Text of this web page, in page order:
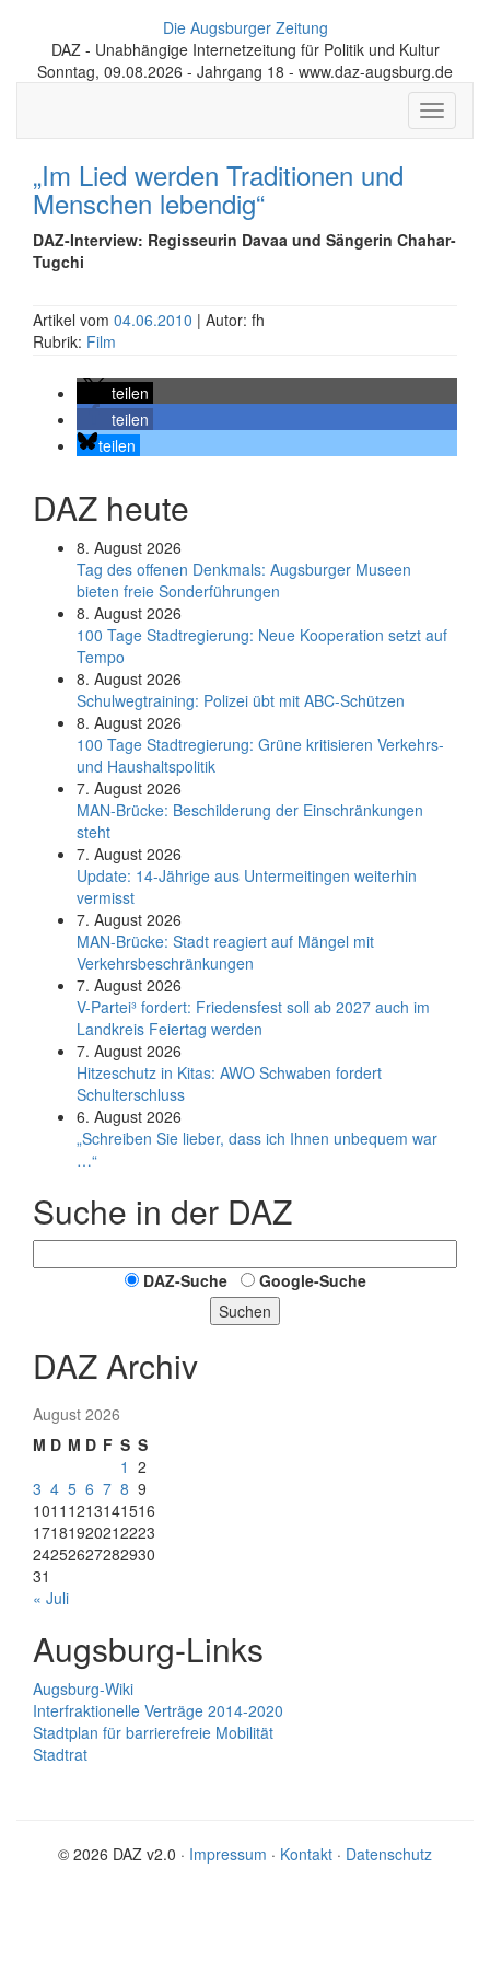
Die Augsburger Zeitung
DAZ - Unabhängige Internetzeitung für Politik und Kultur
Sonntag, 09.08.2026 - Jahrgang 18 - www.daz-augsburg.de
Toggle
„Im Lied werden Traditionen und
Menschen lebendig“
DAZ-Interview: Regisseurin Davaa und Sängerin Chahar-
Tugchi
Artikel vom 04.06.2010 | Autor: fh
Rubrik: Film
teilen
teilen
teilen
DAZ heute
8. August 2026
Tag des offenen Denkmals: Augsburger Museen
bieten freie Sonderführungen
8. August 2026
100 Tage Stadtregierung: Neue Kooperation setzt auf
Tempo
8. August 2026
Schul­weg­trai­ning: Poli­zei übt mit ABC-Schüt­zen
8. August 2026
100 Tage Stadtregierung: Grüne kritisieren Verkehrs-
und Haushaltspolitik
7. August 2026
MAN-Brücke: Beschilderung der Einschränkungen
steht
7. August 2026
Update: 14-Jährige aus Untermeitingen weiterhin
vermisst
7. August 2026
MAN-Brücke: Stadt reagiert auf Mängel mit
Verkehrsbeschränkungen
7. August 2026
V-Partei­³ fordert: Friedens­fest soll ab 2027 auch im
Land­kreis Feier­tag werden
7. August 2026
Hitzeschutz in Kitas: AWO Schwaben fordert
Schulterschluss
6. August 2026
„Schreiben Sie lieber, dass ich Ihnen unbequem war
…“
Suche in der DAZ
DAZ-Suche
Google-Suche
Suchen
DAZ Archiv
August 2026
M D M D F S S
1 2
3 4 5 6 7 8 9
1011 1213141516
17181920212223
24252627282930
31
« Juli
Augsburg-Links
Augsburg-Wiki
Interfraktionelle Verträge 2014-2020
Stadtplan für barrierefreie Mobilität
Stadtrat
© 2026 DAZ v2.0 · Impressum · Kontakt · Datenschutz